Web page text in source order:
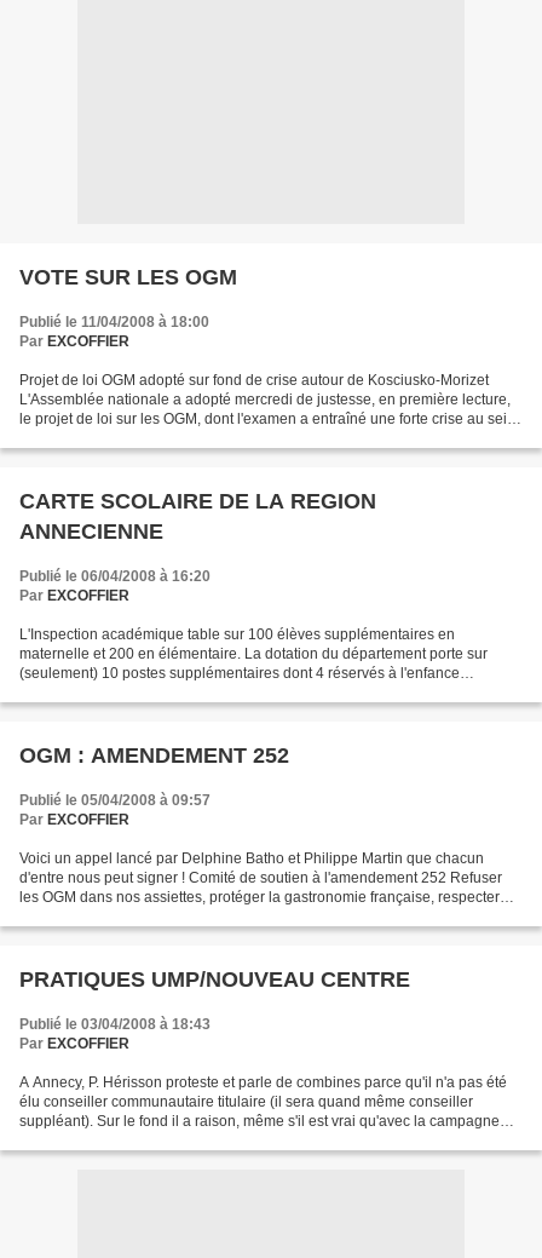
VOTE SUR LES OGM
Publié le 11/04/2008 à 18:00
Par EXCOFFIER
Projet de loi OGM adopté sur fond de crise autour de Kosciusko-Morizet
L'Assemblée nationale a adopté mercredi de justesse, en première lecture,
le projet de loi sur les OGM, dont l'examen a entraîné une forte crise au sein
CARTE SCOLAIRE DE LA REGION
ANNECIENNE
Publié le 06/04/2008 à 16:20
Par EXCOFFIER
L'Inspection académique table sur 100 élèves supplémentaires en
maternelle et 200 en élémentaire. La dotation du département porte sur
(seulement) 10 postes supplémentaires dont 4 réservés à l'enfance
OGM : AMENDEMENT 252
Publié le 05/04/2008 à 09:57
Par EXCOFFIER
Voici un appel lancé par Delphine Batho et Philippe Martin que chacun
d'entre nous peut signer ! Comité de soutien à l'amendement 252 Refuser
les OGM dans nos assiettes, protéger la gastronomie française, respecter
PRATIQUES UMP/NOUVEAU CENTRE
Publié le 03/04/2008 à 18:43
Par EXCOFFIER
A Annecy, P. Hérisson proteste et parle de combines parce qu'il n'a pas été
élu conseiller communautaire titulaire (il sera quand même conseiller
suppléant). Sur le fond il a raison, même s'il est vrai qu'avec la campagne